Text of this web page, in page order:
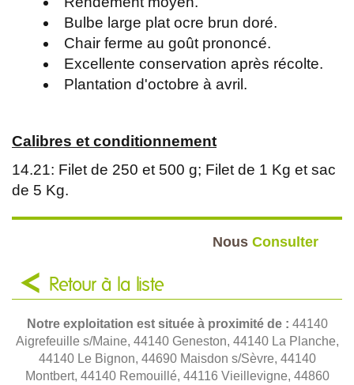
Bulbe large plat ocre brun doré.
Chair ferme au goût prononcé.
Excellente conservation après récolte.
Plantation d'octobre à avril.
Calibres et conditionnement
14.21: Filet de 250 et 500 g; Filet de 1 Kg et sac
de 5 Kg.
Nous Consulter
Retour à la liste
Notre exploitation est située à proximité de : 44140
Aigrefeuille s/Maine, 44140 Geneston, 44140 La Planche,
44140 Le Bignon, 44690 Maisdon s/Sèvre, 44140
Montbert, 44140 Remouillé, 44116 Vieillevigne, 44860